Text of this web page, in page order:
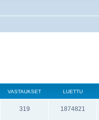
VASTAUKSET LUETTU
319 1874821